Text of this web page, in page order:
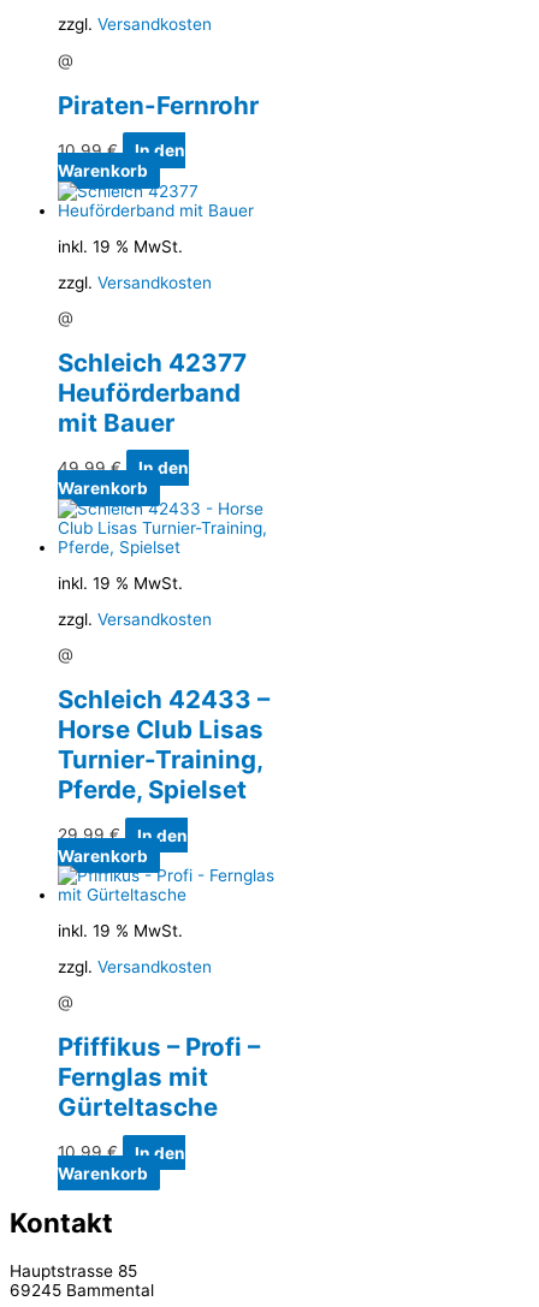
zzgl. Versandkosten
@
Piraten-Fernrohr
10,99€
In den
Warenkorb
inkl. 19 % MwSt.
zzgl. Versandkosten
@
Schleich 42377
Heuförderband
mit Bauer
49,99€
In den
Warenkorb
inkl. 19 % MwSt.
zzgl. Versandkosten
@
Schleich 42433 –
Horse Club Lisas
Turnier-Training,
Pferde, Spielset
29,99€
In den
Warenkorb
inkl. 19 % MwSt.
zzgl. Versandkosten
@
Pfiffikus – Profi –
Fernglas mit
Gürteltasche
10,99€
In den
Warenkorb
Kontakt
Hauptstrasse 85
69245 Bammental